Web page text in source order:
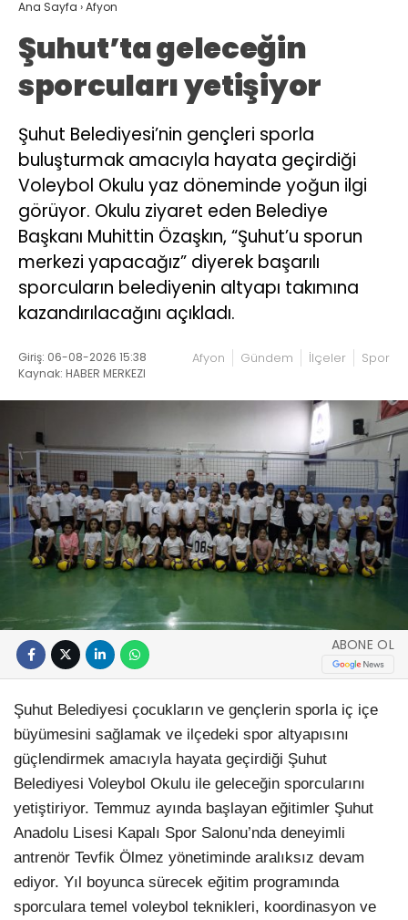
Ana Sayfa ›Afyon
Şuhut’ta geleceğin
sporcuları yetişiyor
Şuhut Belediyesi’nin gençleri sporla
buluşturmak amacıyla hayata geçirdiği
Voleybol Okulu yaz döneminde yoğun ilgi
görüyor. Okulu ziyaret eden Belediye
Başkanı Muhittin Özaşkın, “Şuhut’u sporun
merkezi yapacağız” diyerek başarılı
sporcuların belediyenin altyapı takımına
kazandırılacağını açıkladı.
Giriş: 06-08-2026 15:38
Kaynak: HABER MERKEZI
Afyon Gündem İlçeler Spor
ABONE OL
Şuhut Belediyesi çocukların ve gençlerin sporla iç içe
büyümesini sağlamak ve ilçedeki spor altyapısını
güçlendirmek amacıyla hayata geçirdiği Şuhut
Belediyesi Voleybol Okulu ile geleceğin sporcularını
yetiştiriyor. Temmuz ayında başlayan eğitimler Şuhut
Anadolu Lisesi Kapalı Spor Salonu’nda deneyimli
antrenör Tevfik Ölmez yönetiminde aralıksız devam
ediyor. Yıl boyunca sürecek eğitim programında
sporculara temel voleybol teknikleri, koordinasyon ve